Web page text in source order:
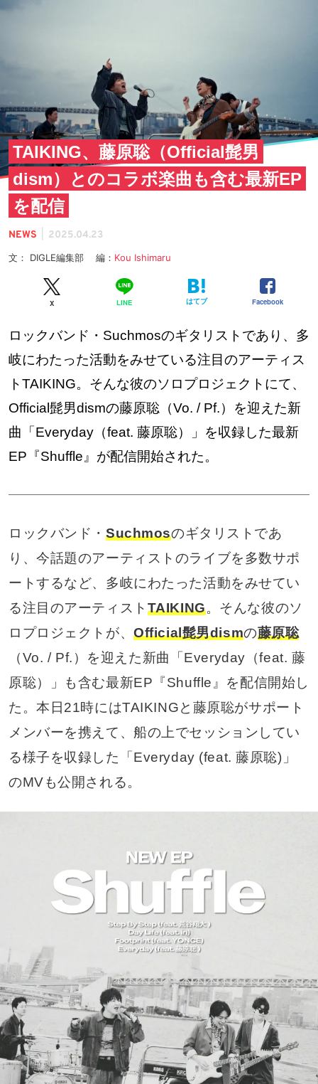
TAIKING、藤原聡（Official髭男
dism）とのコラボ楽曲も含む最新EP
を配信
NEWS 2025.04.23
文： DIGLE編集部 編： Kou Ishimaru
X LINE はてブ Facebook
ロックバンド・Suchmosのギタリストであり、多
岐にわたった活動をみせている注目のアーティス
トTAIKING。そんな彼のソロプロジェクトにて、
Official髭男dismの藤原聡（Vo. / Pf.）を迎えた新
曲「Everyday（feat. 藤原聡）」を収録した最新
EP『Shuffle』が配信開始された。
ロックバンド・ Suchmosのギタリストであ
り、今話題のアーティストのライブを多数サポ
ートするなど、多岐にわたった活動をみせてい
る注目のアーティスト TAIKING。そんな彼のソ
ロプロジェクトが、Official髭男dismの藤原聡
（Vo. / Pf.）を迎えた新曲「Everyday（feat. 藤
原聡）」も含む最新EP『Shuffle』を配信開始し
た。本日21時にはTAIKINGと藤原聡がサポート
メンバーを携えて、船の上でセッションしてい
る様子を収録した「Everyday (feat. 藤原聡)」
のMVも公開される。